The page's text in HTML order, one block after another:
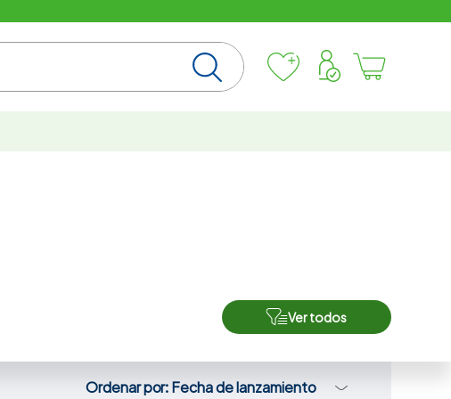
Ver todos
Ordenar por Fecha de lanzamiento